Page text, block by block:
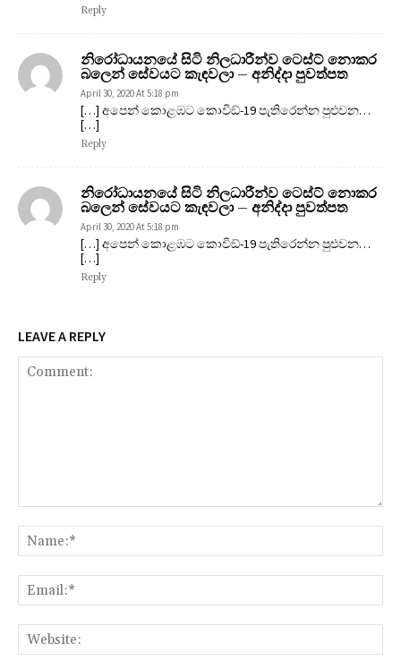
Reply
නිරෝධායනයේ සිටි නිලධාරීන්ව ටෙස්ට් නොකර
බලෙන් සේවයට කැඳවලා – අනිද්දා පුවත්පත
April 30, 2020 At 5:18 pm
[…] අපෙන් කොළඹට කොවිඞ්-19 පැතිරෙන්න පුළුවන…
[…]
Reply
නිරෝධායනයේ සිටි නිලධාරීන්ව ටෙස්ට් නොකර
බලෙන් සේවයට කැඳවලා – අනිද්දා පුවත්පත
April 30, 2020 At 5:18 pm
[…] අපෙන් කොළඹට කොවිඞ්-19 පැතිරෙන්න පුළුවන…
[…]
Reply
LEAVE A REPLY